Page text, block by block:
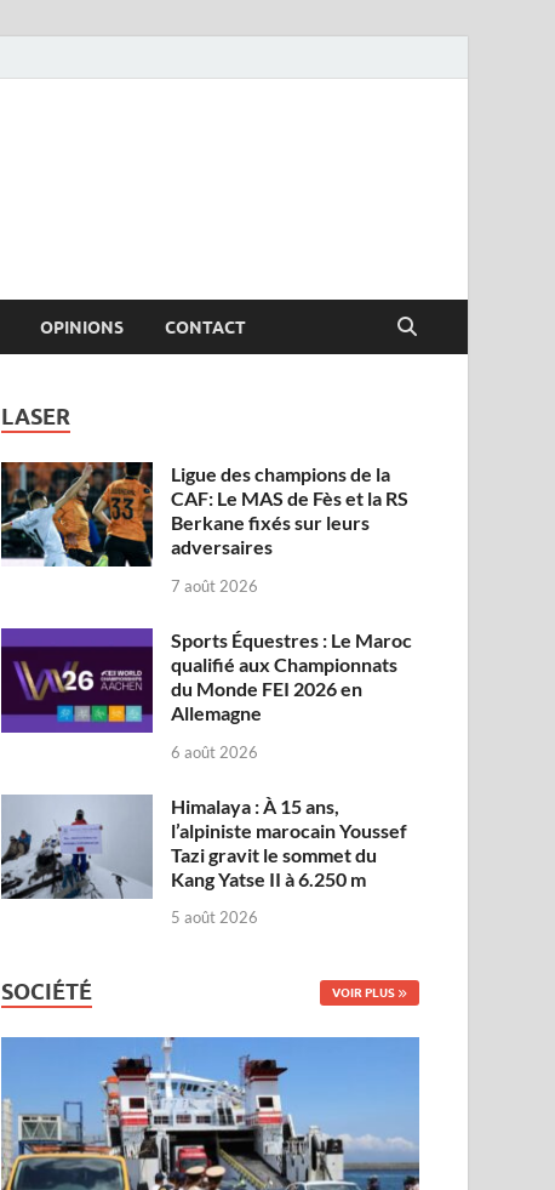
OPINIONS CONTACT
LASER
Ligue des champions de la
CAF: Le MAS de Fès et la RS
Berkane fixés sur leurs
adversaires
7 août 2026
Sports Équestres : Le Maroc
qualifié aux Championnats
du Monde FEI 2026 en
Allemagne
6 août 2026
Himalaya : À 15 ans,
l’alpiniste marocain Youssef
Tazi gravit le sommet du
Kang Yatse II à 6.250 m
5 août 2026
SOCIÉTÉ VOIR PLUS